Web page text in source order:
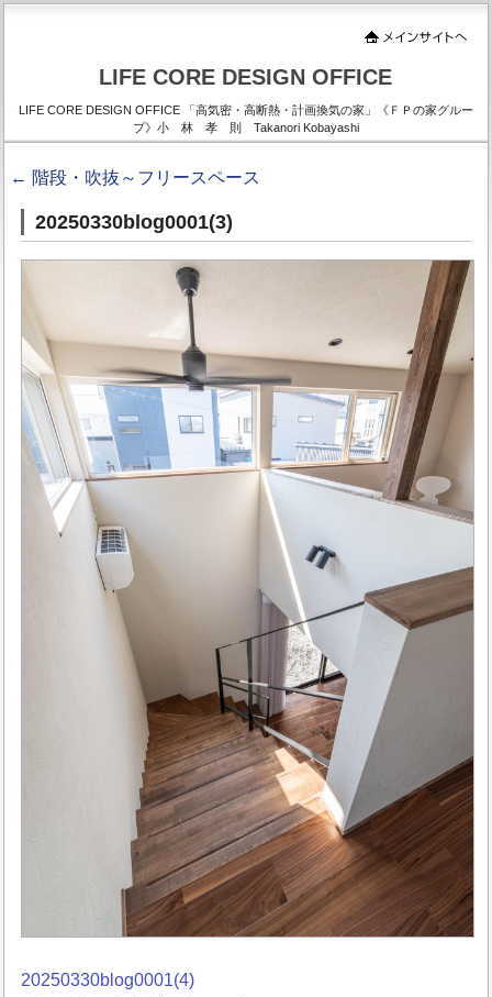
LIFE CORE DESIGN OFFICE
LIFE CORE DESIGN OFFICE 「高気密・高断熱・計画換気の家」《ＦＰの家グルー
プ》小 林 孝 則 Takanori Kobayashi
← 階段・吹抜～フリースペース
20250330blog0001(3)
20250330blog0001(4)